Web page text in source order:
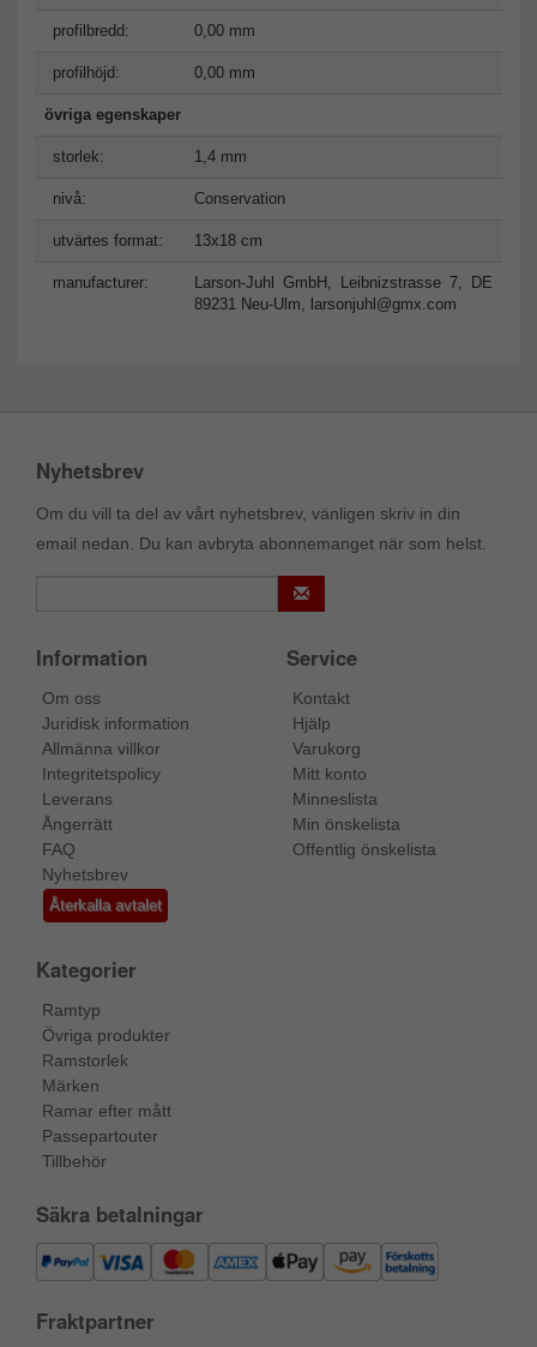
profilbredd: 0,00 mm
profilhöjd: 0,00 mm
övriga egenskaper
storlek: 1,4 mm
nivå: Conservation
utvärtes format: 13x18 cm
manufacturer:
Larson-Juhl GmbH, Leibnizstrasse 7, DE
89231 Neu-Ulm, larsonjuhl@gmx.com
Nyhetsbrev
Om du vill ta del av vårt nyhetsbrev, vänligen skriv in din
email nedan. Du kan avbryta abonnemanget när som helst.
Information
Om oss
Juridisk information
Allmänna villkor
Integritetspolicy
Leverans
Ångerrätt
FAQ
Nyhetsbrev
Återkalla avtalet
Service
Kontakt
Hjälp
Varukorg
Mitt konto
Minneslista
Min önskelista
Offentlig önskelista
Kategorier
Ramtyp
Övriga produkter
Ramstorlek
Märken
Ramar efter mått
Passepartouter
Tillbehör
Säkra betalningar
Fraktpartner